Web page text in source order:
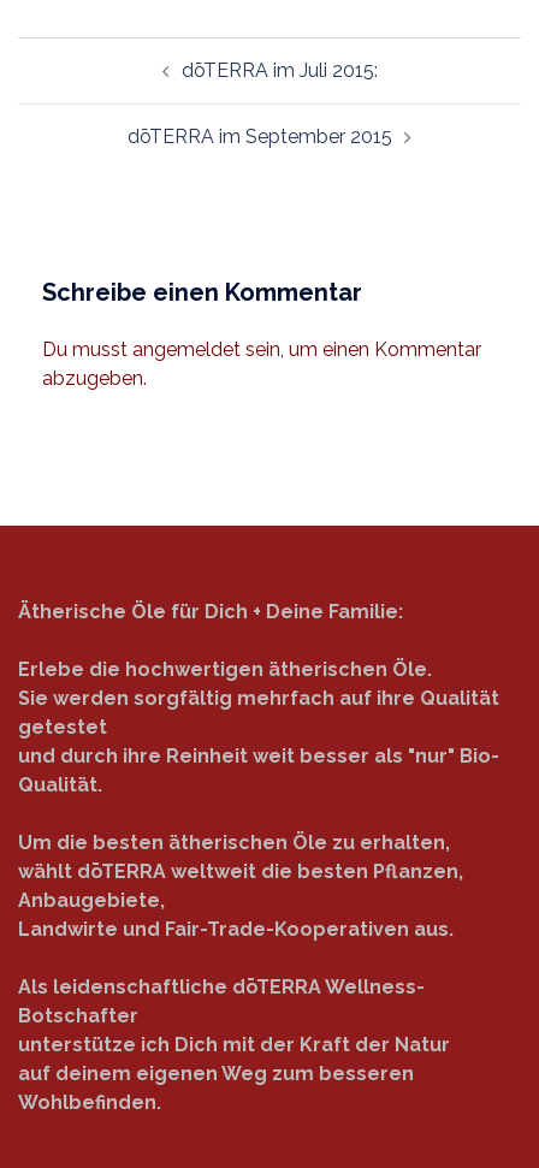
dōTERRA im Juli 2015:
dōTERRA im September 2015
Schreibe einen Kommentar
Du musst angemeldet sein, um einen Kommentar
abzugeben.
Ätherische Öle für Dich + Deine Familie:
Erlebe die hochwertigen ätherischen Öle.
Sie werden sorgfältig mehrfach auf ihre Qualität
getestet
und durch ihre Reinheit weit besser als "nur" Bio-
Qualität.
Um die besten ätherischen Öle zu erhalten,
wählt dōTERRA weltweit die besten Pflanzen,
Anbaugebiete,
Landwirte und Fair-Trade-Kooperativen aus.
Als leidenschaftliche dōTERRA Wellness-
Botschafter
unterstütze ich Dich mit der Kraft der Natur
auf deinem eigenen Weg zum besseren
Wohlbefinden.